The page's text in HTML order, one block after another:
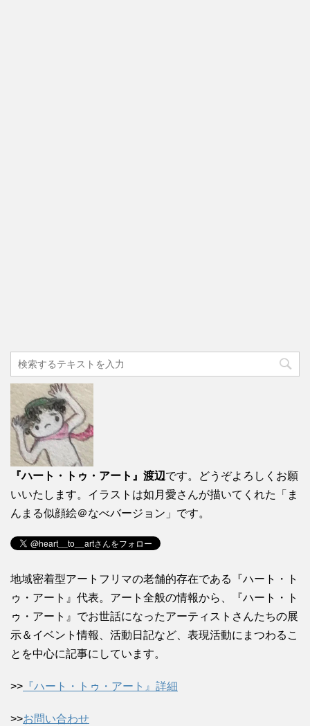
『ハート・トゥ・アート』渡辺です。どうぞよろしくお願
いいたします。イラストは如月愛さんが描いてくれた「ま
んまる似顔絵＠なべバージョン」です。
地域密着型アートフリマの老舗的存在である『ハート・ト
ゥ・アート』代表。アート全般の情報から、『ハート・ト
ゥ・アート』でお世話になったアーティストさんたちの展
示＆イベント情報、活動日記など、表現活動にまつわるこ
とを中心に記事にしています。
>> 『ハート・トゥ・アート』詳細
>>お問い合わせ